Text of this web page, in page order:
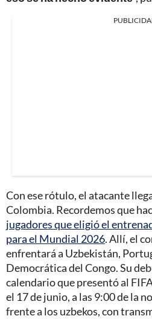
Con ese rótulo, el atacante
Colombia. Recordemos que
jugadores que eligió el
para el Mundial 2026. Allí, el
enfrentará a Uzbekistán,
Democrática del Congo. Su
calendario que presentó al
el 17 de junio, a las 9:00 de la
frente a los uzbekos, con